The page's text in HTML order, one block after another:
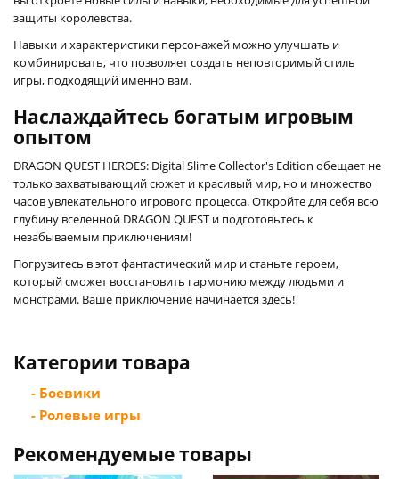
защиты королевства.
Навыки и характеристики персонажей можно улучшать и
комбинировать, что позволяет создать неповторимый стиль
игры, подходящий именно вам.
Наслаждайтесь богатым игровым
опытом
DRAGON QUEST HEROES: Digital Slime Collector's Edition обещает не
только захватывающий сюжет и красивый мир, но и множество
часов увлекательного игрового процесса. Откройте для себя всю
глубину вселенной DRAGON QUEST и подготовьтесь к
незабываемым приключениям!
Погрузитесь в этот фантастический мир и станьте героем,
который сможет восстановить гармонию между людьми и
монстрами. Ваше приключение начинается здесь!
Категории товара
- Боевики
- Ролевые игры
Рекомендуемые товары